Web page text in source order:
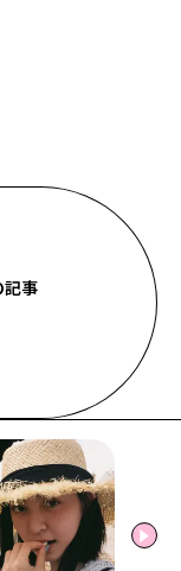
記事